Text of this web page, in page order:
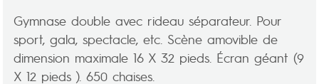
Gymnase double avec rideau séparateur. Pour
sport, gala, spectacle, etc. Scène amovible de
dimension maximale 16 X 32 pieds. Écran géant (9
X 12 pieds ). 650 chaises.